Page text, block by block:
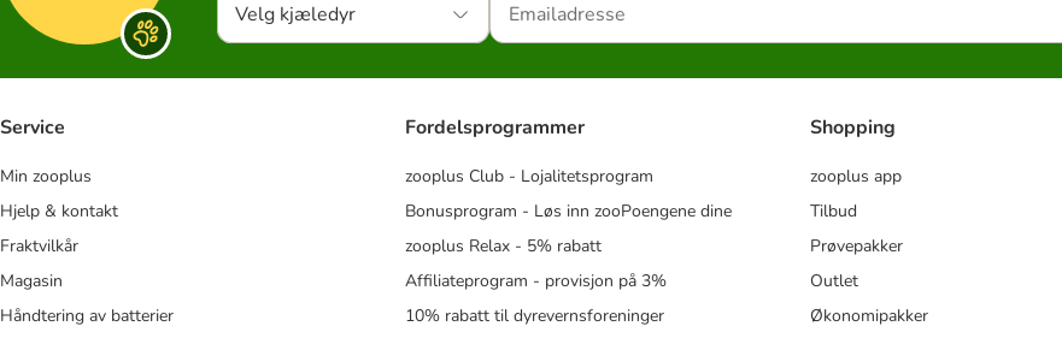
Velg kjæledyr
Service
Min zooplus
Hjelp & kontakt
Fraktvilkår
Magasin
Håndtering av batterier
Fordelsprogrammer
zooplus Club - Lojalitetsprogram
Bonusprogram - Løs inn zooPoengene dine
zooplus Relax - 5% rabatt
Affiliateprogram - provisjon på 3%
10% rabatt til dyrevernsforeninger
Shopping
zooplus app
Tilbud
Prøvepakker
Outlet
Økonomipakker